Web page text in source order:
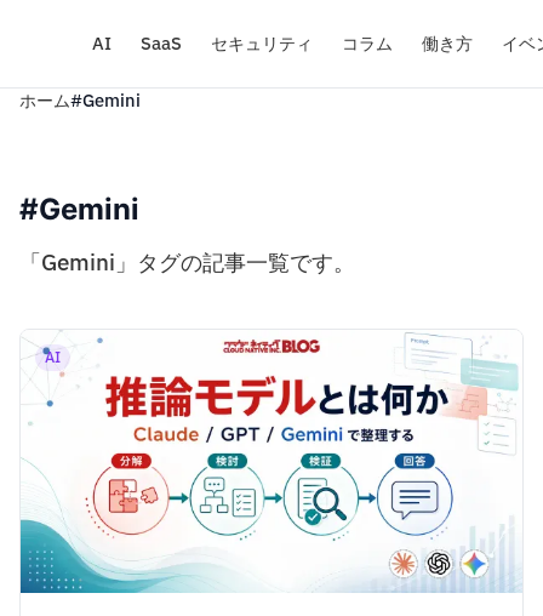
AI SaaS セキュリティ コラム 働き方 イベ
ホーム#Gemini
#Gemini
「Gemini」タグの記事一覧です。
AI